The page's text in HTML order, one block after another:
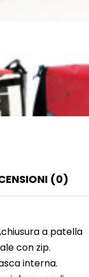
(0)
a patella
con zip.
interna.